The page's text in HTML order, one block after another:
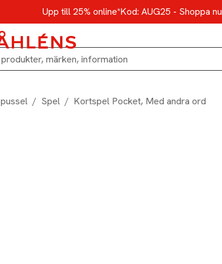
Upp till 25% online*Kod: AUG25 - Shoppa nu
/ Spel / Kortspel Pocket, Med andra ord